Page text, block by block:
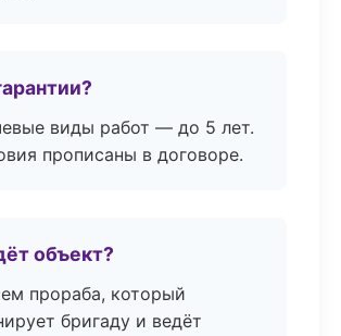
виды работ — до 5 лет.
прописаны в договоре.
объект?
прораба, который
бригаду и ведёт